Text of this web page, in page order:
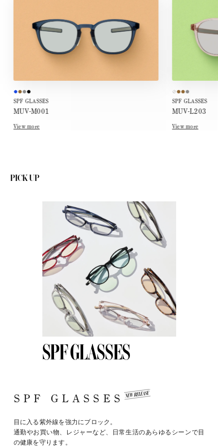
SPF GLASSES
MUV-M001
View more
SPF GLASSES
MUV-L203
View more
PICK UP
SPF GLASSES
SPF GLASSES
目に入る紫外線を強力にブロック。
通勤やお買い物、レジャーなど、日常生活のあらゆるシーンで目
の健康を守ります。